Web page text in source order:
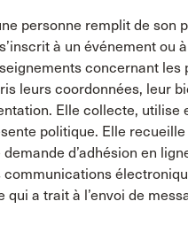
personne remplit de son
à un événement ou
concernant les
leurs coordonnées, leur
Elle collecte,
politique. Elle
d’adhésion en
qui a trait à l’envoi de